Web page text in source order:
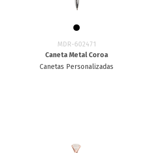
MDR-602471
Caneta Metal Coroa
Canetas Personalizadas